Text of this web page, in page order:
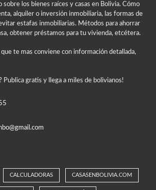
sobre los bienes raíces y casas en Bolivia. Cómo
alquiler o inversión inmobiliaria, las formas de
estafas inmobiliarias. Métodos para ahorrar
obtener préstamos para tu vivienda, etcétera.
te mas conviene con información detallada,
Publica gratis y llega a miles de bolivianos!
CALCULADORAS CASASENBOLIVIA.COM